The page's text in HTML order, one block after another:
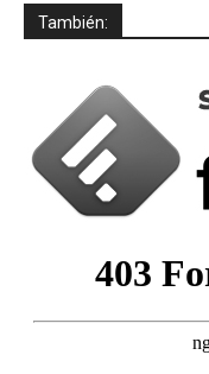
También: